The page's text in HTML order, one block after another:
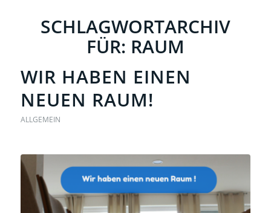
SCHLAGWORTARCHIV
FÜR: RAUM
WIR HABEN EINEN
NEUEN RAUM!
ALLGEMEIN